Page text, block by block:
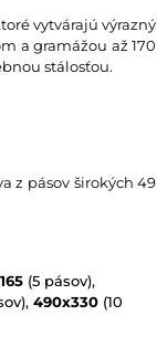
vytvárajú výrazný
a gramážou až 170
stálosťou.
z pásov širokých 49
(5 pásov),
490x330 (10